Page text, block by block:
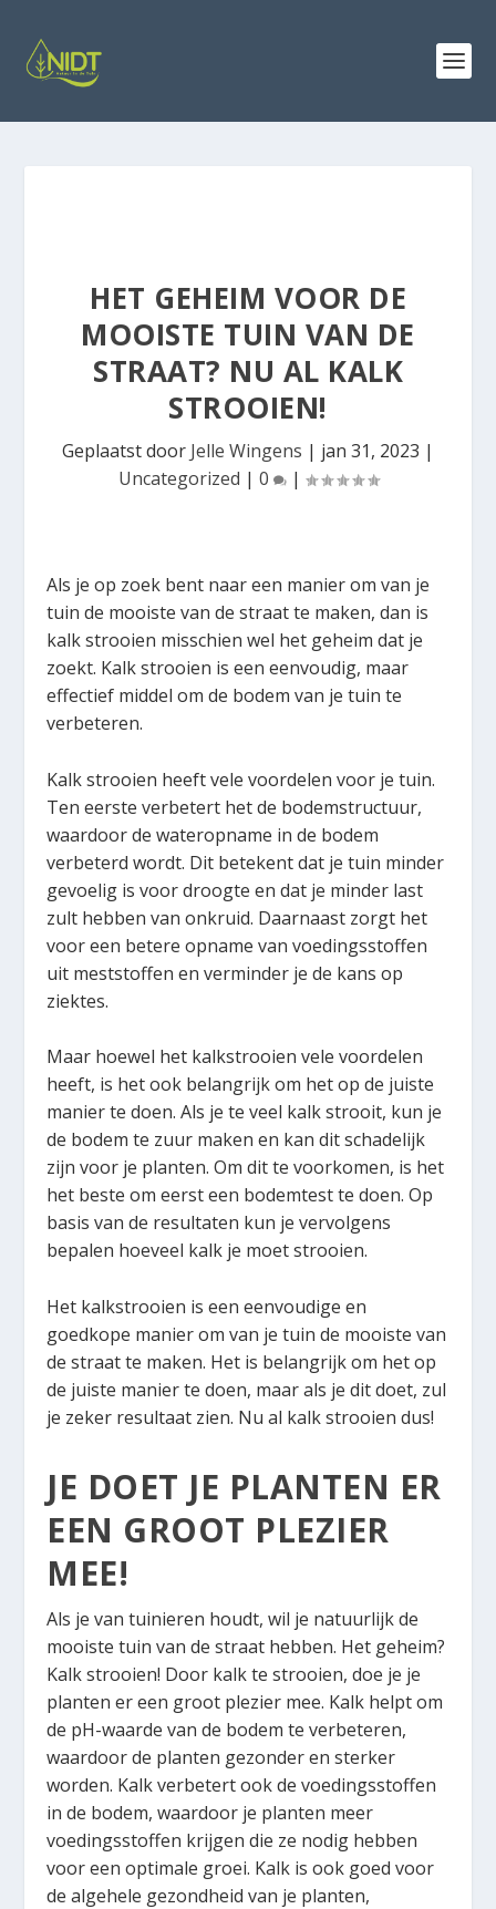
HET GEHEIM VOOR DE
MOOISTE TUIN VAN DE
STRAAT? NU AL KALK
STROOIEN!
Geplaatst door Jelle Wingens | jan 31, 2023 |
Uncategorized | 0 |
Als je op zoek bent naar een manier om van je
tuin de mooiste van de straat te maken, dan is
kalk strooien misschien wel het geheim dat je
zoekt. Kalk strooien is een eenvoudig, maar
effectief middel om de bodem van je tuin te
verbeteren.
Kalk strooien heeft vele voordelen voor je tuin.
Ten eerste verbetert het de bodemstructuur,
waardoor de wateropname in de bodem
verbeterd wordt. Dit betekent dat je tuin minder
gevoelig is voor droogte en dat je minder last
zult hebben van onkruid. Daarnaast zorgt het
voor een betere opname van voedingsstoffen
uit meststoffen en verminder je de kans op
ziektes.
Maar hoewel het kalkstrooien vele voordelen
heeft, is het ook belangrijk om het op de juiste
manier te doen. Als je te veel kalk strooit, kun je
de bodem te zuur maken en kan dit schadelijk
zijn voor je planten. Om dit te voorkomen, is het
het beste om eerst een bodemtest te doen. Op
basis van de resultaten kun je vervolgens
bepalen hoeveel kalk je moet strooien.
Het kalkstrooien is een eenvoudige en
goedkope manier om van je tuin de mooiste van
de straat te maken. Het is belangrijk om het op
de juiste manier te doen, maar als je dit doet, zul
je zeker resultaat zien. Nu al kalk strooien dus!
JE DOET JE PLANTEN ER
EEN GROOT PLEZIER
MEE!
Als je van tuinieren houdt, wil je natuurlijk de
mooiste tuin van de straat hebben. Het geheim?
Kalk strooien! Door kalk te strooien, doe je je
planten er een groot plezier mee. Kalk helpt om
de pH-waarde van de bodem te verbeteren,
waardoor de planten gezonder en sterker
worden. Kalk verbetert ook de voedingsstoffen
in de bodem, waardoor je planten meer
voedingsstoffen krijgen die ze nodig hebben
voor een optimale groei. Kalk is ook goed voor
de algehele gezondheid van je planten,